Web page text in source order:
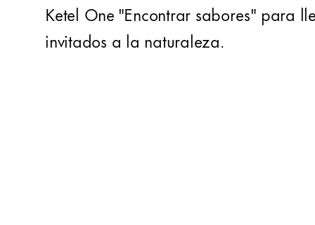
Ketel One "Encontrar sabores" para
invitados a la naturaleza.